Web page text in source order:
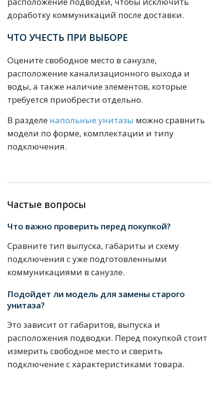
доработку коммуникаций после доставки.
ЧТО УЧЕСТЬ ПРИ ВЫБОРЕ
Оцените свободное место в санузле,
расположение канализационного выхода и
воды, а также наличие элементов, которые
требуется приобрести отдельно.
В разделе напольные унитазы можно сравнить
модели по форме, комплектации и типу
подключения.
Частые вопросы
Что важно проверить перед покупкой?
Сравните тип выпуска, габариты и схему
подключения с уже подготовленными
коммуникациями в санузле.
Подойдет ли модель для замены старого
унитаза?
Это зависит от габаритов, выпуска и
расположения подводки. Перед покупкой стоит
измерить свободное место и сверить
подключение с характеристиками товара.